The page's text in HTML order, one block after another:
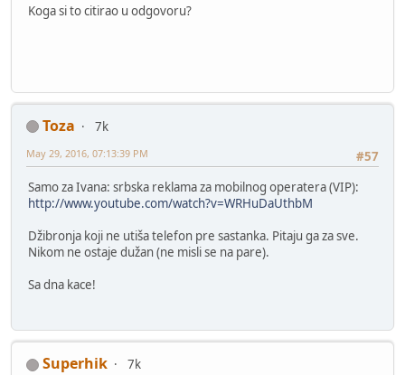
Koga si to citirao u odgovoru?
Toza
7k
#57
May 29, 2016, 07:13:39 PM
Samo za Ivana: srbska reklama za mobilnog operatera (VIP):
http://www.youtube.com/watch?v=WRHuDaUthbM
Džibronja koji ne utiša telefon pre sastanka. Pitaju ga za sve.
Nikom ne ostaje dužan (ne misli se na pare).
Sa dna kace!
Superhik
7k